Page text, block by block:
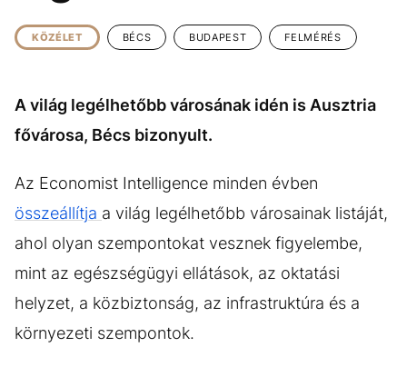
KÖZÉLET
ÉLETMÓD DESIGN
VIDEÓ TÖRTÉNETEK
KÖZÉLET BÉCS BUDAPEST FELMÉRÉS
A világ legélhetőbb városának idén is Ausztria
fővárosa, Bécs bizonyult.
Az Economist Intelligence minden évben
összeállítja a világ legélhetőbb városainak listáját,
ahol olyan szempontokat vesznek figyelembe,
mint az egészségügyi ellátások, az oktatási
helyzet, a közbiztonság, az infrastruktúra és a
környezeti szempontok.